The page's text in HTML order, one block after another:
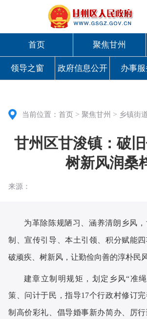
首页 聚焦甘州
领导之窗 政府信息公开 办事服
当前位置：首页 >聚焦甘州 > 乡镇街
甘州区甘浚镇：破
树新风润桑
来源：
为革除陈规陋习、涵养清朗乡风，
制、宣传引导、本土引领、积分赋能四
破顽疾、树新风，让勤俭向善的淳朴民
建章立制明规矩，划定乡风“准
策、问计于民，指导17个行政村修订
制高价彩礼、倡导婚事新办简办、厉